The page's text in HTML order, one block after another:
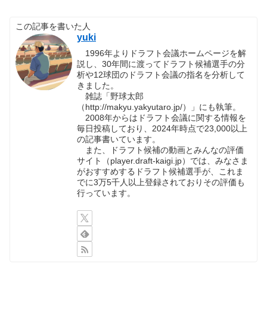
この記事を書いた人
yuki
1996年よりドラフト会議ホームページを解
説し、30年間に渡ってドラフト候補選手の分
析や12球団のドラフト会議の指名を分析して
きました。
雑誌「野球太郎
（http://makyu.yakyutaro.jp/）」にも執筆。
2008年からはドラフト会議に関する情報を
毎日投稿しており、2024年時点で23,000以上
の記事書いています。
また、ドラフト候補の動画とみんなの評価
サイト（player.draft-kaigi.jp）では、みなさま
がおすすめするドラフト候補選手が、これま
でに3万5千人以上登録されておりその評価も
行っています。